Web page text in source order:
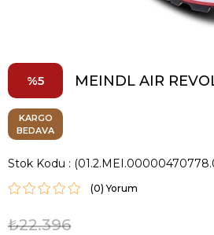
5 MEINDL AIR
KARGO
BEDAVA
Stok Kodu
(0)
₺22.396